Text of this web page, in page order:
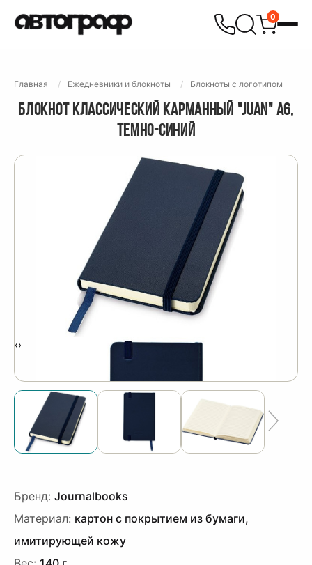
0
Главная Ежедневники и блокноты Блокноты с логотипом
БЛОКНОТ КЛАССИЧЕСКИЙ КАРМАННЫЙ "JUAN" А6,
ТЕМНО-СИНИЙ
‹›
Бренд: Journalbooks
Материал: картон с покрытием из бумаги,
имитирующей кожу